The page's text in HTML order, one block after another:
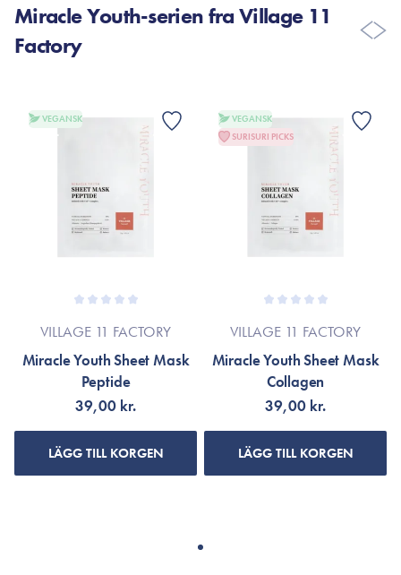
Miracle Youth-serien fra Village 11
Factory
VEGANSK
VILLAGE 11 FACTORY
Miracle Youth Sheet Mask
Peptide
39,00 kr.
LÄGG TILL KORGEN
VEGANSK
SURISURI PICKS
VILLAGE 11 FACTORY
Miracle Youth Sheet Mask
Collagen
39,00 kr.
LÄGG TILL KORGEN